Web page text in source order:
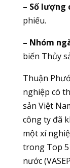
– Số lượng
phiếu.
– Nhóm
biến Thủy
Thuận
nghiệp có
sản Việt
công ty đã
một xí
trong Top
nước